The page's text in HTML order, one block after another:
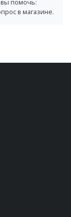
помочь:
в магазине.